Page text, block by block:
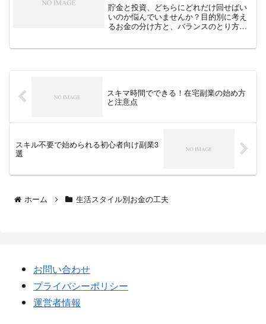
貯金と投資、どちらにどれだけ回せばい
いのか悩んでいませんか？目的別に考え
るお金の分け方と、バランスのとり方を
スキマ時間でできる！在宅副業の始め方
と注意点
スキル不要で始められる初心者向け副業3
選
ホーム 生活スタイル別お金の工夫
お問い合わせ
プライバシーポリシー
運営者情報